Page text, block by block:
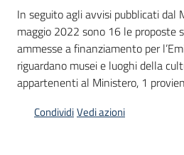
Progetti
Menu selezionato
Mediateca
In seguito agli avvisi pubblicati dal
maggio 2022 sono 16 le proposte
ammesse a finanziamento per
riguardano musei e luoghi della
appartenenti al Ministero, 1
CondividiVedi azioni